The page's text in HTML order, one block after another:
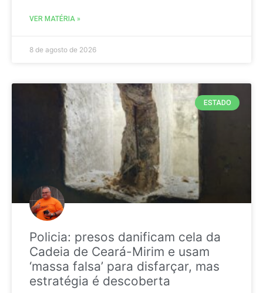
VER MATÉRIA »
8 de agosto de 2026
ESTADO
Policia: presos danificam cela da
Cadeia de Ceará-Mirim e usam
‘massa falsa’ para disfarçar, mas
estratégia é descoberta